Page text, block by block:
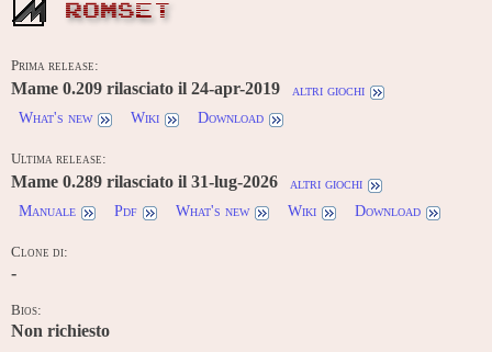
ROMSET
Prima release:
Mame 0.209 rilasciato il 24-apr-2019
altri giochi
What's new
Wiki Download
Ultima release:
Mame 0.289 rilasciato il 31-lug-2026
altri giochi
Manuale
Pdf What's new Wiki Download
Clone di:
-
Bios:
Non richiesto